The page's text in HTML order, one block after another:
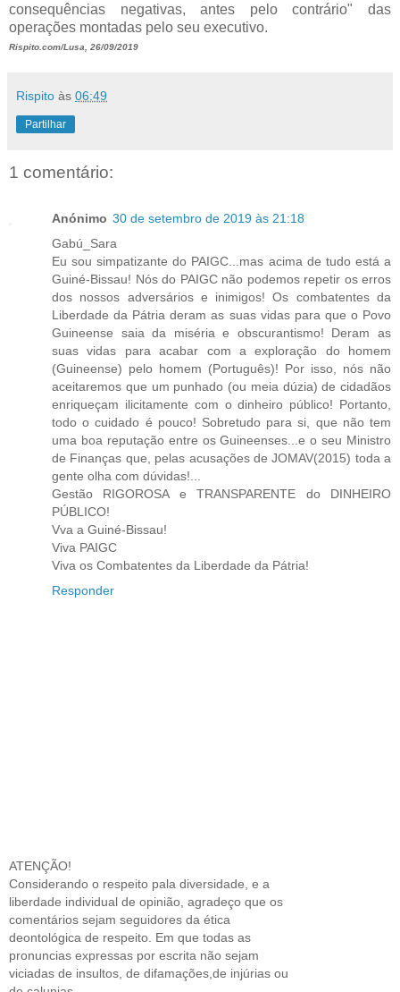
consequências negativas, antes pelo contrário" das
operações montadas pelo seu executivo.
Rispito.com/Lusa, 26/09/2019
Rispito às 06:49
Partilhar
1 comentário:
Anónimo 30 de setembro de 2019 às 21:18
Gabú_Sara
Eu sou simpatizante do PAIGC...mas acima de tudo está a
Guiné-Bissau! Nós do PAIGC não podemos repetir os erros
dos nossos adversários e inimigos! Os combatentes da
Liberdade da Pátria deram as suas vidas para que o Povo
Guineense saia da miséria e obscurantismo! Deram as
suas vidas para acabar com a exploração do homem
(Guineense) pelo homem (Português)! Por isso, nós não
aceitaremos que um punhado (ou meia dúzia) de cidadãos
enriqueçam ilicitamente com o dinheiro público! Portanto,
todo o cuidado é pouco! Sobretudo para si, que não tem
uma boa reputação entre os Guineenses...e o seu Ministro
de Finanças que, pelas acusações de JOMAV(2015) toda a
gente olha com dúvidas!...
Gestão RIGOROSA e TRANSPARENTE do DINHEIRO
PÚBLICO!
Vva a Guiné-Bissau!
Viva PAIGC
Viva os Combatentes da Liberdade da Pátria!
Responder
ATENÇÃO!
Considerando o respeito pala diversidade, e a
liberdade individual de opinião, agradeço que os
comentários sejam seguidores da ética
deontológica de respeito. Em que todas as
pronuncias expressas por escrita não sejam
viciadas de insultos, de difamações,de injúrias ou